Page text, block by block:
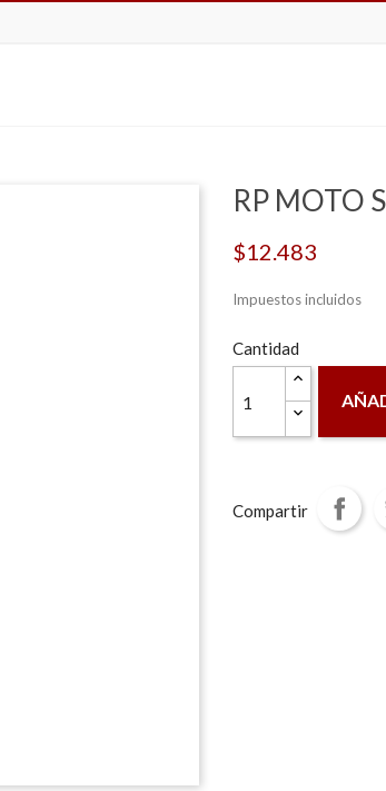
RP MOTO
$12.483
Impuestos incluidos
Cantidad
Compartir